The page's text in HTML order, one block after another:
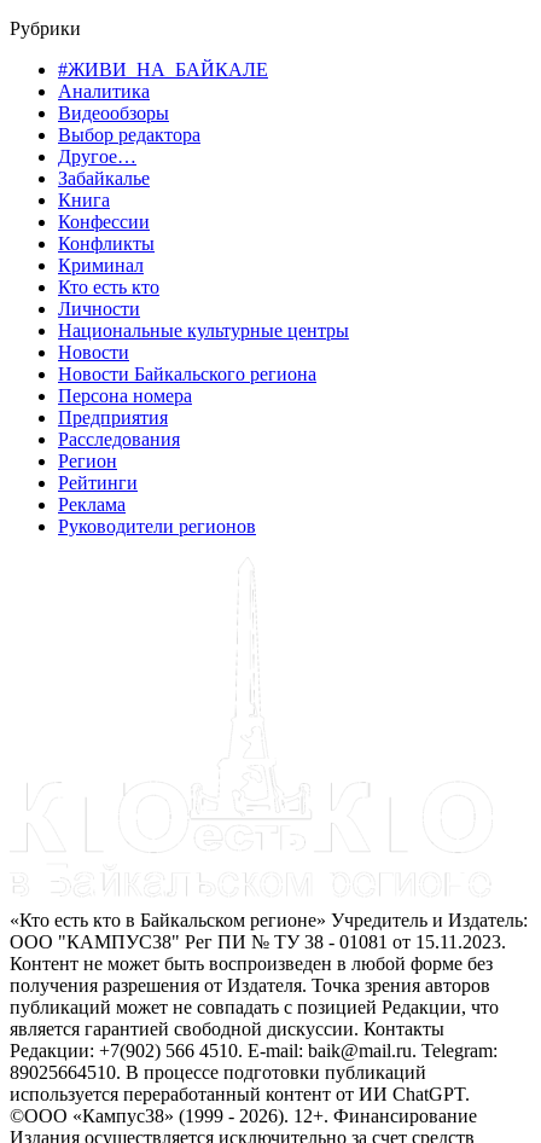
Рубрики
#ЖИВИ_НА_БАЙКАЛЕ
Аналитика
Видеообзоры
Выбор редактора
Другое…
Забайкалье
Книга
Конфессии
Конфликты
Криминал
Кто есть кто
Личности
Национальные культурные центры
Новости
Новости Байкальского региона
Персона номера
Предприятия
Расследования
Регион
Рейтинги
Реклама
Руководители регионов
«Кто есть кто в Байкальском регионе» Учредитель и Издатель:
ООО "КАМПУС38" Рег ПИ № ТУ 38 - 01081 от 15.11.2023.
Контент не может быть воспроизведен в любой форме без
получения разрешения от Издателя. Точка зрения авторов
публикаций может не совпадать с позицией Редакции, что
является гарантией свободной дискуссии. Контакты
Редакции: +7(902) 566 4510. E-mail: baik@mail.ru. Telegram:
89025664510. В процессе подготовки публикаций
используется переработанный контент от ИИ ChatGPT.
©ООО «Кампус38» (1999 - 2026). 12+. Финансирование
Издания осуществляется исключительно за счет средств